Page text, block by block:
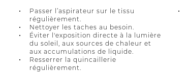
Passer l’aspirateur sur le tissu
régulièrement.
Nettoyer les taches au besoin.
Éviter l'exposition directe à la lumière
du soleil, aux sources de chaleur et
aux accumulations de liquide.
Resserrer la quincaillerie
régulièrement.